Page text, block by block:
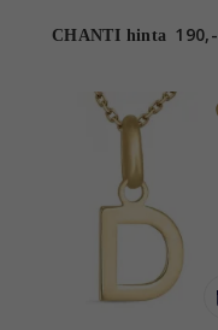
CHANTI hinta 190,-